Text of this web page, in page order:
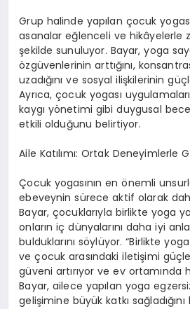
Grup halinde yapılan çocuk yogas
asanalar eğlenceli ve hikâyelerle
şekilde sunuluyor. Bayar, yoga
özgüvenlerinin arttığını,
uzadığınıve sosyal ilişkilerinin güç
Ayrıca,çocuk yogası uygulamaları
kaygı yönetimi gibi duygusal
etkili olduğunu belirtiyor.
Aile Katılımı: Ortak Deneyimlerle G
Çocuk yogasının enönemli
ebeveynin sürece aktif olarak
Bayar,çocuklarıyla birlikte yoga
onların içdünyalarını daha iyi
bulduklarını söylüyor.“Birlikte
veçocuk arasındaki iletişimi güç
güveni artırıyor ve ev ortamında
Bayar, ailece yapılan yoga
gelişimine büyük katkı sağladığını